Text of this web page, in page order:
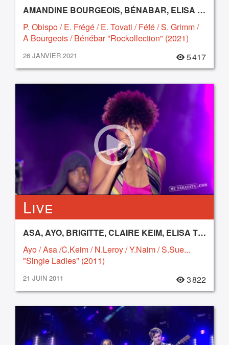
AMANDINE BOURGEOIS, BÉNABAR, ELISA TOVATI, ELODIE FRÉGÉ, FÉFÉ, PASCAL OBISPO, SUZANE GRIMM
P. Obispo / E. Frégé / E. Tovati / Féfé / S. Grimm /
A Bourgeois / Bénébar "Rockollection" (2021)
26 JANVIER 2021 5 417
Live
ASA, AYO, BRIGITTE, CLAIRE KEIM, ELISA TOVATI, NOLWENN LEROY, SELAH SUE, YAEL NAIM
Ayo / Asa /C.Keim / N.Leroy / Y.Naim / S.Sue...
"Single Ladies" (2011)
21 JUIN 2011 3 822